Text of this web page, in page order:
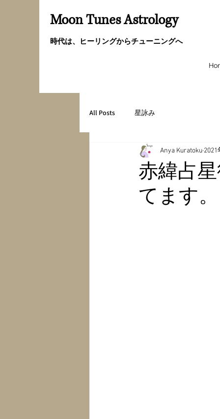
Moon Tunes Astrology
時代は、ヒーリングからチューニングへ
All Posts 星詠み
赤緯占
てます。
Anya Kuratoku